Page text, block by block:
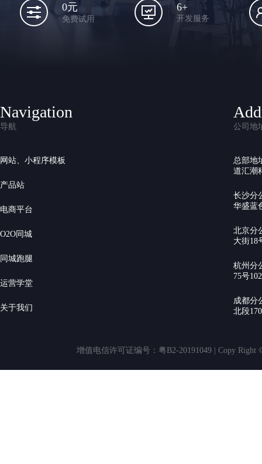
0元
免费试用
6+
开发服务
Navigation
导航
网站、小程序模板
产品站
电商平台
O2O同城
同城跑腿
运营学堂
关于我们
公司地
总部地
道汇潮
长沙分
华盛蓝
北京分
大街18
杭州分
75号
成都分
北段
增值电信许可证编号：粤B2-20191049 | Copy